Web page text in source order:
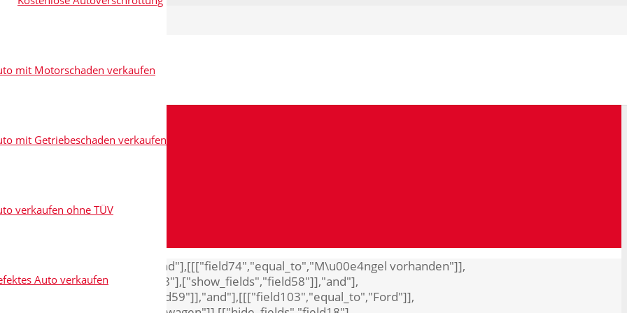
mit Motorschaden verkaufen
mit Getriebeschaden verkaufen
verkaufen ohne TÜV
Auto verkaufen
vorhanden"]],